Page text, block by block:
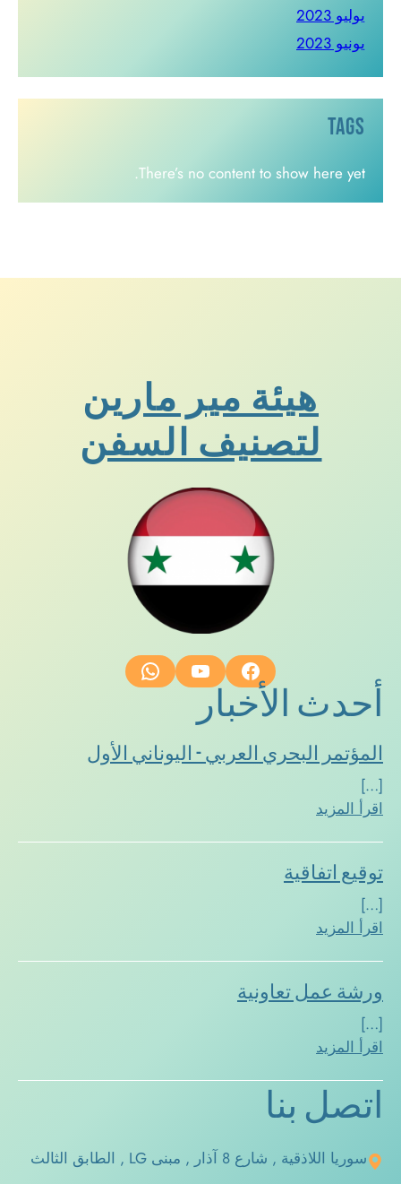
يوليو 2023
يونيو 2023
Tags
There’s no content to show here yet.
هيئة مير مارين
لتصنيف السفن
Facebook
YouTube
WhatsApp
أحدث الأخبار
المؤتمر البحري العربي - اليوناني الأول
[…]
اقرأ المزيد
توقيع اتفاقية
[…]
اقرأ المزيد
ورشة عمل تعاونية
[…]
اقرأ المزيد
اتصل بنا
سوريا اللاذقية , شارع 8 آذار , مبنى LG , الطابق الثالث